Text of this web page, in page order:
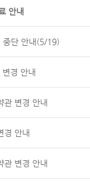
안내
중단 안내(5/19)
경 안내
약관 변경 안내
경 안내
약관 변경 안내